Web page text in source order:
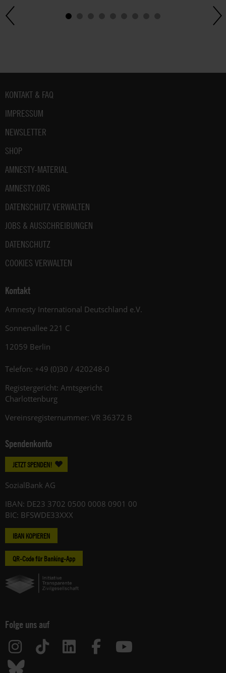
Fußbereich
KONTAKT & FAQ
IMPRESSUM
NEWSLETTER
SHOP
AMNESTY-MATERIAL
AMNESTY.ORG
DATENSCHUTZ VERWALTEN
JOBS & AUSSCHREIBUNGEN
DATENSCHUTZ
COOKIES VERWALTEN
Kontakt
Amnesty International Deutschland e.V.
Sonnenallee 221 C
12059 Berlin
Telefon: +49 (0)30 / 420248-0
Registergericht: Amtsgericht
Charlottenburg
Vereinsregisternummer: VR 36372 B
Spendenkonto
JETZT SPENDEN!
SozialBank AG
IBAN: DE23 3702 0500 0008 0901 00
BIC: BFSWDE33XXX
IBAN KOPIEREN
QR-Code für Banking-App
Folge uns auf